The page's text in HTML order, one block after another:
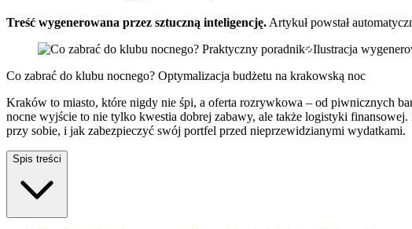
Treść wygenerowana przez sztuczną inteligencję. Artykuł powstał
Ilustracja
Co zabrać do klubu nocnego? Optymalizacja budżetu na krakowską noc
Kraków to miasto, które nigdy nie śpi, a oferta rozrywkowa – od piwnicznych
nocne wyjście to nie tylko kwestia dobrej zabawy, ale także logistyki
przy sobie, i jak zabezpieczyć swój portfel przed nieprzewidzianymi wydatkami.
Spis treści